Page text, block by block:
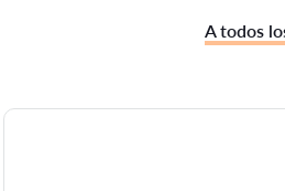
A todos